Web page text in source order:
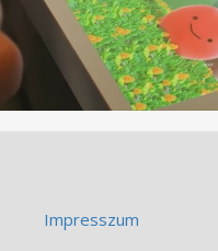
Impresszum